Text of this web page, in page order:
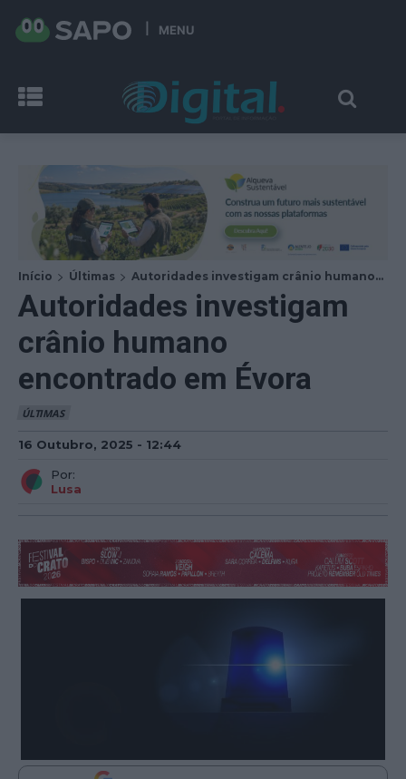
MENU
Início Últimas Autoridades investigam crânio humano...
Autoridades investigam
crânio humano
encontrado em Évora
ÚLTIMAS
16 Outubro, 2025 - 12:44
Por:
Lusa